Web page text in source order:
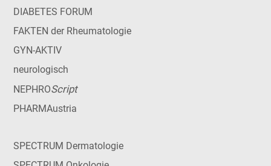
DIABETES FORUM
FAKTEN der Rheumatologie
GYN-AKTIV
neurologisch
NEPHROScript
PHARMAustria
SPECTRUM Dermatologie